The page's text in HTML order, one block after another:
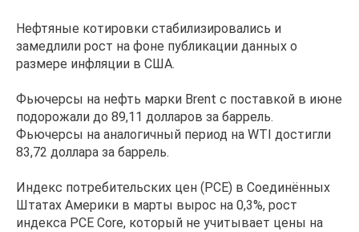
Нефтяные котировки стабилизировались и
замедлили рост на фоне публикации данных о
размере инфляции в США.
Фьючерсы на нефть марки Brent с поставкой в июне
подорожали до 89,11 долларов за баррель.
Фьючерсы на аналогичный период на WTI достигли
83,72 доллара за баррель.
Индекс потребительских цен (PCE) в Соединённых
Штатах Америки в марты вырос на 0,3%, рост
индекса PCE Core, который не учитывает цены на